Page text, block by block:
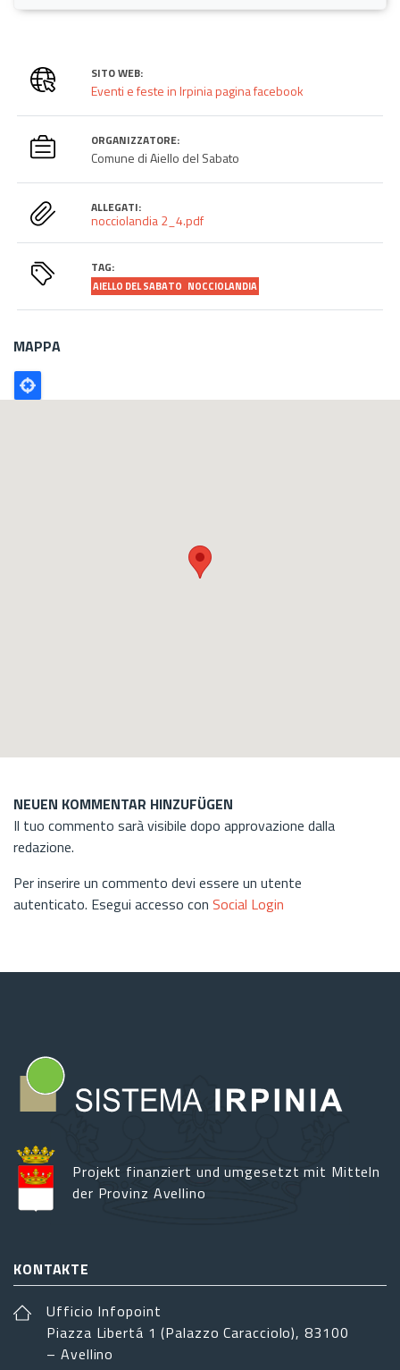
SITO WEB:
Eventi e feste in Irpinia pagina facebook
ORGANIZZATORE:
Comune di Aiello del Sabato
ALLEGATI:
nocciolandia 2_4.pdf
TAG:
AIELLO DEL SABATO NOCCIOLANDIA
MAPPA
Poligono
GEO
NEUEN KOMMENTAR HINZUFÜGEN
Il tuo commento sarà visibile dopo approvazione dalla
redazione.
Per inserire un commento devi essere un utente
autenticato. Esegui accesso con Social Login
Projekt finanziert und umgesetzt mit Mitteln
der Provinz Avellino
KONTAKTE
Ufficio Infopoint
Piazza Libertá 1 (Palazzo Caracciolo), 83100
– Avellino